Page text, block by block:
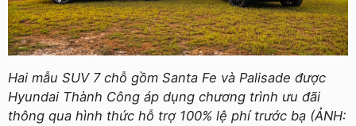
Hai mẫu SUV 7 chỗ gồm Santa Fe và Palisade được
Hyundai Thành Công áp dụng chương trình ưu đãi
thông qua hình thức hỗ trợ 100% lệ phí trước bạ (ẢNH: